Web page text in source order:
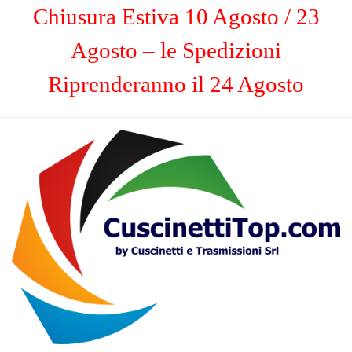
Chiusura Estiva 10 Agosto / 23
Agosto – le Spedizioni
Riprenderanno il 24 Agosto